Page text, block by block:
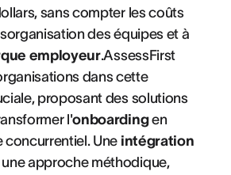
sans compter les coûts
des équipes et à
employeur.AssessFirst
dans cette
proposant des solutions
l'onboardingen
Une intégration
approche méthodique,